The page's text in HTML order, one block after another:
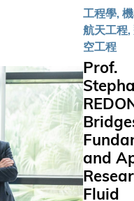
統地識別
兩種關鍵
胞運輸複
體AP-1和
AP-4相關
的新型運
蛋白及其
鍵輔助因
子。該項
究成果已
國際知名
刊《美國
合作，在
黑珊瑚
（
與其共生
機制方面
突破。研
於國際權
Cell Host
Microbe
究首次針
工程學,
航天工程,
空工程
Prof.
and
Fluid